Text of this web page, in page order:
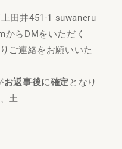
田井451-1 suwaneru
らDMをいただく
ご連絡をお願いいた
お返事後に確定 となり
土